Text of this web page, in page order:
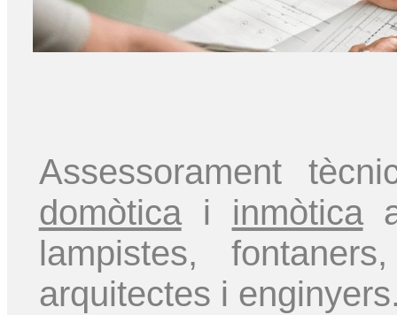
Assessorament
domòticai inmòticaa
lampistes,
arquitectes i